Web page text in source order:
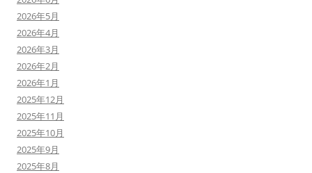
2026年5月
2026年4月
2026年3月
2026年2月
2026年1月
2025年12月
2025年11月
2025年10月
2025年9月
2025年8月